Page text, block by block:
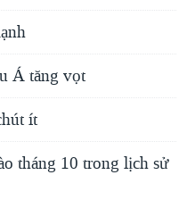
Á tăng vọt
ít
tháng 10 trong lịch sử